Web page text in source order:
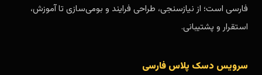
فارسی است؛ از نیازسنجی، طراحی فرایند و بومی‌سازی تا آموزش،
استقرار و پشتیبانی.
سرویس دسک پلاس فارسی